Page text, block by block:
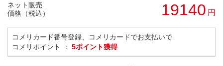
ネット販売
価格（税込）
19140 円
コメリカード番号登録、コメリカードでお支払いで
コメリポイント ： 5ポイント獲得